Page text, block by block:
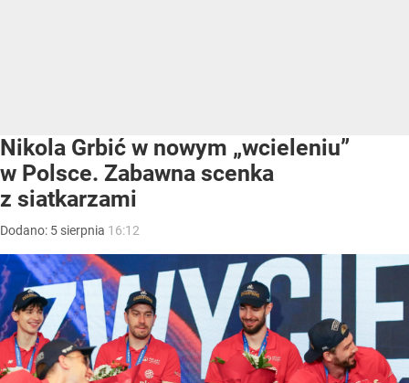
Nikola Grbić w nowym „wcieleniu”
w Polsce. Zabawna scenka
z siatkarzami
Dodano: 5 sierpnia 16:12